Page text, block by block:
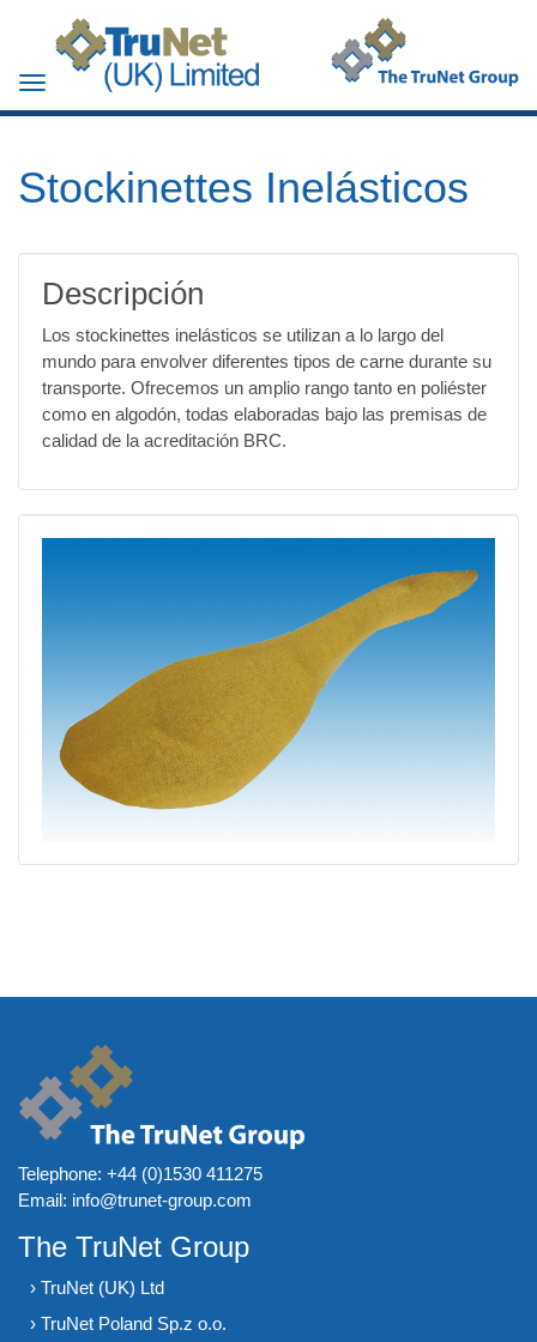
Toggle
navigation
Stockinettes Inelásticos
Descripción
Los stockinettes inelásticos se utilizan a lo largo del
mundo para envolver diferentes tipos de carne durante su
transporte. Ofrecemos un amplio rango tanto en poliéster
como en algodón, todas elaboradas bajo las premisas de
calidad de la acreditación BRC.
Telephone: +44 (0)1530 411275
Email: info@trunet-group.com
The TruNet Group
› TruNet (UK) Ltd
› TruNet Poland Sp.z o.o.